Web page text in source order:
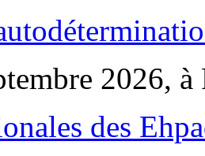
2026, à
des